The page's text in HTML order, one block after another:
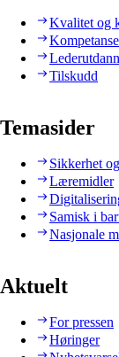
Kvalitet og
Tilskudd
Temasider
Sikkerhet
Læremidler
Samisk i
Nasjonale
Aktuelt
For pressen
Høringer